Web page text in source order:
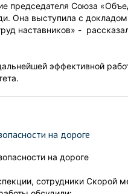
председателя Союза
Она выступила с
наставников» -
эффективной
на дороге
на дороге
сотрудники Скорой